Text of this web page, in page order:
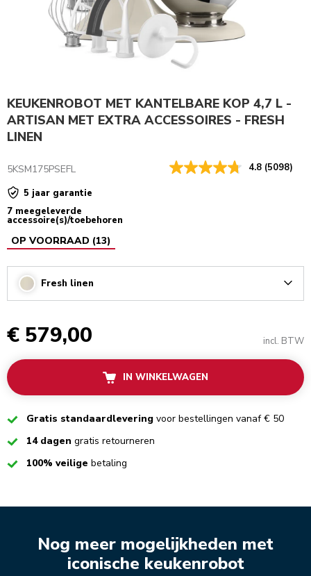
KEUKENROBOT MET KANTELBARE KOP 4,7 L -
ARTISAN MET EXTRA ACCESSOIRES - FRESH
LINEN
5KSM175PSEFL 4.8 (5098)
5 jaar garantie
7 meegeleverde
accessoire(s)/toebehoren
OP VOORRAAD (13)
Fresh linen
€ 579,00 incl. BTW
IN WINKELWAGEN
CheckedGratis standaardlevering voor bestellingen vanaf € 50
Checked14 dagen gratis retourneren
Checked100% veilige betaling
Nog meer mogelijkheden met
iconische keukenrobot